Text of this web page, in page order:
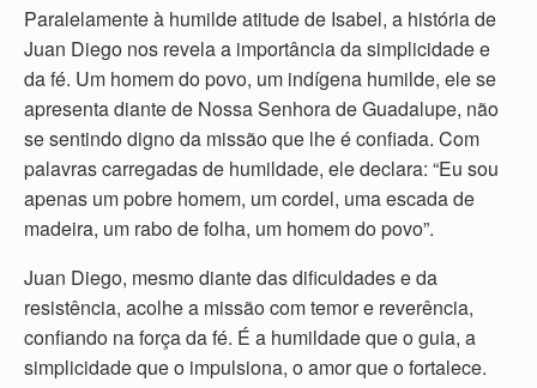
Paralelamente à humilde atitude de Isabel, a história de
Juan Diego nos revela a importância da simplicidade e
da fé. Um homem do povo, um indígena humilde, ele se
apresenta diante de Nossa Senhora de Guadalupe, não
se sentindo digno da missão que lhe é confiada. Com
palavras carregadas de humildade, ele declara: “Eu sou
apenas um pobre homem, um cordel, uma escada de
madeira, um rabo de folha, um homem do povo”.
Juan Diego, mesmo diante das dificuldades e da
resistência, acolhe a missão com temor e reverência,
confiando na força da fé. É a humildade que o guia, a
simplicidade que o impulsiona, o amor que o fortalece.